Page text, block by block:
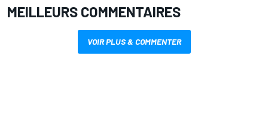
MEILLEURS COMMENTAIRES
VOIR PLUS & COMMENTER